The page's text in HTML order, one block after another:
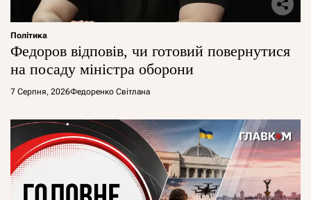
Політика
Федоров відповів, чи готовий повернутися
на посаду міністра оборони
7 Серпня, 2026Федоренко Світлана